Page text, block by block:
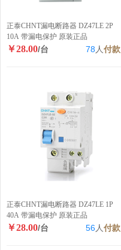
正泰CHNT漏电断路器 DZ47LE 2P
10A 带漏电保护 原装正品
￥28.00/台 78 人付款
正泰CHNT漏电断路器 DZ47LE 1P
40A 带漏电保护 原装正品
￥28.00/台 56人付款